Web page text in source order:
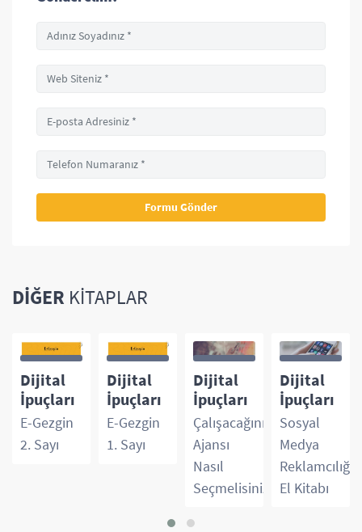
DIĞER KITAPLAR
Dijital
İpuçları
E-Gezgin
2. Sayı
Dijital
İpuçları
E-Gezgin
1. Sayı
Dijital
İpuçları
Çalışacağınız
Ajansı
Nasıl
Seçmelisiniz?
Dijital
İpuçları
Sosyal
Medya
El Kitabı